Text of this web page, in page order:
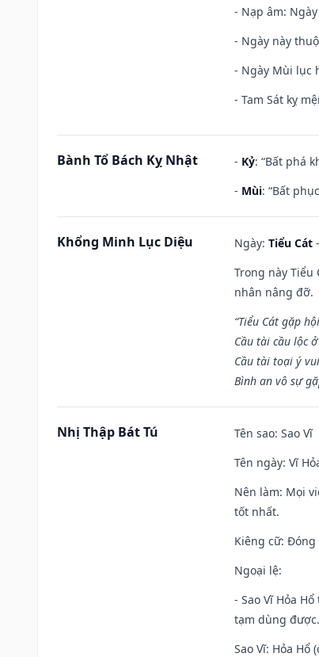
- Nạp âm:
- Ngày này
- Ngày Mùi lục
- Tam Sát kỵ
Bành Tổ Bách Kỵ Nhật - Kỷ: “Bất phá
- Mùi: “Bất
Khổng Minh Lục Diệu Ngày: Tiểu Cát
Trong này
nhân nâng đỡ.
“Tiểu Cát gặp
Cầu tài cầu lộc
Cầu tài toại ý
Bình an vô sự
Nhị Thập Bát Tú Tên sao: Sao Vĩ
Tên ngày: Vĩ
Nên làm: Mọi
tốt nhất.
Kiêng cữ: Đóng
Ngoại lệ:
- Sao Vĩ Hỏa
tạm dùng được.
Sao Vĩ: Hỏa